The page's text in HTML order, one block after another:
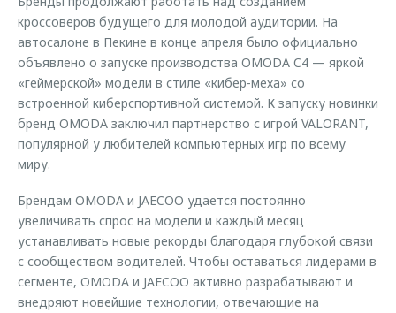
кроссоверов будущего для молодой аудитории. На
автосалоне в Пекине в конце апреля было официально
объявлено о запуске производства OMODA C4 — яркой
«геймерской» модели в стиле «кибер-меха» со
встроенной киберспортивной системой. К запуску новинки
бренд OMODA заключил партнерство с игрой VALORANT,
популярной у любителей компьютерных игр по всему
миру.
Брендам OMODA и JAECOO удается постоянно
увеличивать спрос на модели и каждый месяц
устанавливать новые рекорды благодаря глубокой связи
с сообществом водителей. Чтобы оставаться лидерами в
сегменте, OMODA и JAECOO активно разрабатывают и
внедряют новейшие технологии, отвечающие на